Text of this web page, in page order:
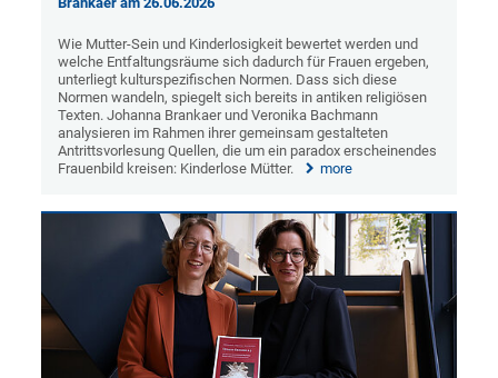
Wie Mutter-Sein und Kinderlosigkeit bewertet werden und
welche Entfaltungsräume sich dadurch für Frauen ergeben,
unterliegt kulturspezifischen Normen. Dass sich diese
Normen wandeln, spiegelt sich bereits in antiken religiösen
Texten. Johanna Brankaer und Veronika Bachmann
analysieren im Rahmen ihrer gemeinsam gestalteten
Antrittsvorlesung Quellen, die um ein paradox erscheinendes
Frauenbild kreisen: Kinderlose Mütter.
more